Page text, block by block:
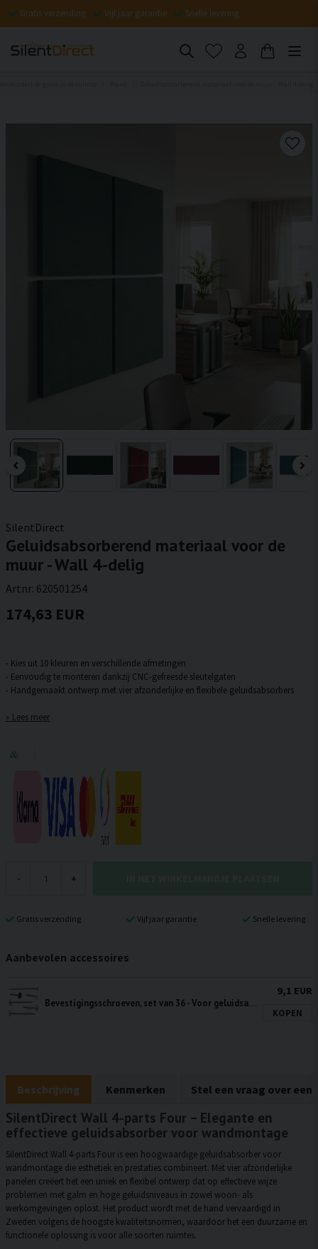
Gratis verzending Vijf jaar garantie Snelle levering
SilentDirect
Geluidsabsorberend materiaal voor de
muur - Wall 4-delig
Artnr: 620501254
174,63 EUR
- Kies uit 10 kleuren en verschillende afmetingen
- Eenvoudig te monteren dankzij CNC-gefreesde sleutelgaten
Lees meer
- +
Gratis verzending Vijf jaar garantie Snelle levering
Aanbevolen accessoires
Bevestigingsschroeven, set van 36 - Voor geluidsabsorberende panelen
9,1 EUR
KOPEN
Beschrijving Kenmerken Stel een vraag over een
SilentDirect Wall 4-parts Four – Elegante en
effectieve geluidsabsorber voor wandmontage
SilentDirect Wall 4-parts Four is een hoogwaardige geluidsabsorber voor
wandmontage die esthetiek en prestaties combineert. Met vier afzonderlijke
panelen creëert het een uniek en flexibel ontwerp dat op effectieve wijze
problemen met galm en hoge geluidsniveaus in zowel woon- als
werkomgevingen oplost. Het product wordt met de hand vervaardigd in
Zweden volgens de hoogste kwaliteitsnormen, waardoor het een duurzame en
functionele oplossing is voor alle soorten ruimtes.